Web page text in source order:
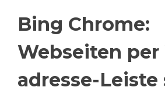
Bing Chrome:
Webseiten per
adresse-Leiste